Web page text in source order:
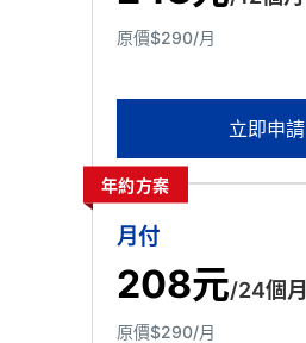
原價$290/月
立即申請
年約方案
月付
208元/24個月
原價$290/月